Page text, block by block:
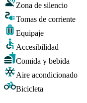
Zona de silencio
Tomas de corriente
Equipaje
Accesibilidad
Comida y bebida
Aire acondicionado
Bicicleta